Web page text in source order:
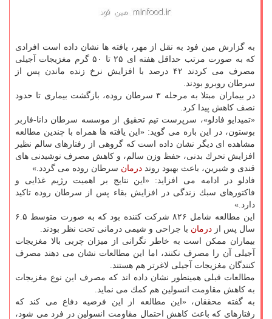
به گزارش مین فود به نقل از مهر، یافته ها نشان داده است افرادی
كه به صورت مرتب حداقل هفته ای ۲۵ تا ۵۰ گرم مغزیجات آجیلی
مصرف می كردند ۴۲ درصد با افزایش نرخ زنده ماندن پس از
سرطان روبرو بودند.
در بیماران مبتلا به مرحله ۳ سرطان روده، بازگشت بیماری تا حدود
نصف كاهش پیدا كرد.
«تمیدایو فادلو»، سرپرست تیم تحقیق از موسسه سرطان دانا-فاربر
بوستون، در این باره می گوید: «این یافته ها همراه با چندین مطالعه
مشاهده ای دیگر نشان داده است كه گروهی از رفتارهای سالم نظیر
افزایش تحرك بدنی، حفظ وزن سالم، و كاهش مصرف نوشیدنی های
قندی و شیرین، باعث بهبود روند درمان سرطان روده می گردد.»
فادلو در ادامه می افزاید: «این نتایج بر اهمیت رژیم غذایی و
فاكتورهای سبك زندگی در افزایش بقاء پس از سرطان روده تاكید
دارد.»
این مطالعه شامل ۸۲۶ شركت كننده بود كه به صورت متوسط ۶.۵
سال پس از درمان با جراحی و شیمی درمانی تحت نظر بودند.
بیماران ممكن است به خاطر نگرانی از میزان چربی بالا مغزیجات
آجیلی آن را مصرف نكنند، اما این مطالعات نشان می دهند مصرف
كنندگان مغزیجات آجیلی لاغرتر هم هستند.
مطالعات قبلی همینطور نشان داده اند كه مصرف این نوع مغزیجات
به كاهش مقاومت انسولین هم كمك می نماید.
به گفته محققان، «این مطالعه از این فرضیه دفاع می كند كه
رفتارهای كه باعث كاهش احتمال مقاومت انسولین در فرد می شود،